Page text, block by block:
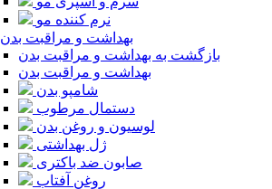
نرم کننده مو
بهداشت و مراقبت بدن
بازگشت به بهداشت و مراقبت بدن
بهداشت و مراقبت بدن
شامپو بدن
دستمال مرطوب
لوسیون و روغن بدن
ژل بهداشتی
صابون ضد باکتری
روغن آفتاب